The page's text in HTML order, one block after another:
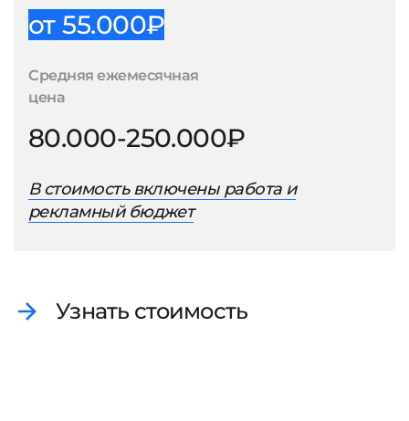
от 55.000₽
Средняя ежемесячная
цена
80.000-250.000₽
В стоимость включены работа и
рекламный бюджет
Узнать стоимость